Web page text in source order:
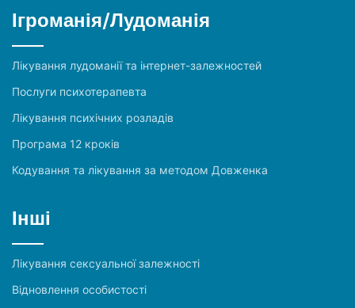
Ігроманія/Лудоманія
Лікування лудоманії та інтернет-залежностей
Послуги психотерапевта
Лікування психічних розладів
Програма 12 кроків
Кодування та лікування за методом Довженка
Інші
Лікування сексуальної залежності
Відновлення особистості